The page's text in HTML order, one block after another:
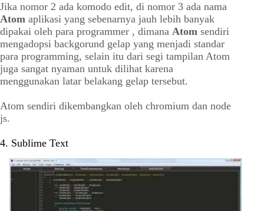
Jika nomor 2 ada komodo edit, di nomor 3 ada nama
Atom aplikasi yang sebenarnya jauh lebih banyak
dipakai oleh para programmer , dimana Atom sendiri
mengadopsi backgorund gelap yang menjadi standar
para programming, selain itu dari segi tampilan Atom
juga sangat nyaman untuk dilihat karena
menggunakan latar belakang gelap tersebut.
Atom sendiri dikembangkan oleh chromium dan node
js.
4. Sublime Text